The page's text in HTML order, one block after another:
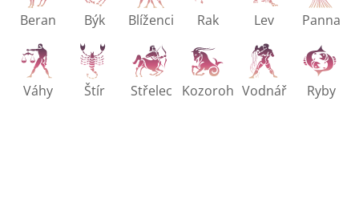
Beran Býk Blíženci Rak Lev Panna
Váhy Štír Střelec Kozoroh Vodnář Ryby